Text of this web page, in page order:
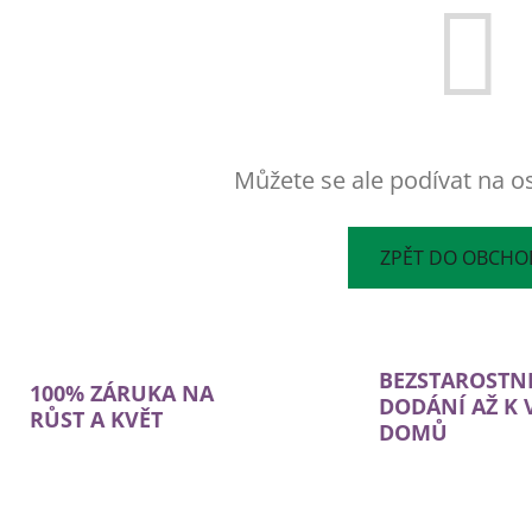
Můžete se ale podívat na
ZPĚT DO
100% ZÁRUKA NA
RŮST A KVĚT
DODÁNÍ AŽ K
DOMŮ